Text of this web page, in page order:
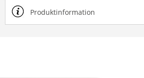
Produktinformation